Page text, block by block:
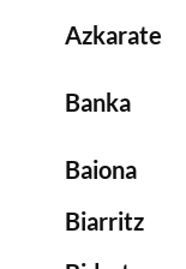
Azkarate
Banka
Baiona
Biarritz